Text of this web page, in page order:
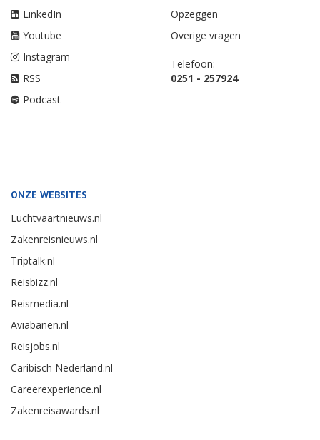
LinkedIn
Youtube
Instagram
RSS
Podcast
Opzeggen
Overige vragen
Telefoon:
0251 - 257924
ONZE WEBSITES
Luchtvaartnieuws.nl
Zakenreisnieuws.nl
Triptalk.nl
Reisbizz.nl
Reismedia.nl
Aviabanen.nl
Reisjobs.nl
Caribisch Nederland.nl
Careerexperience.nl
Zakenreisawards.nl